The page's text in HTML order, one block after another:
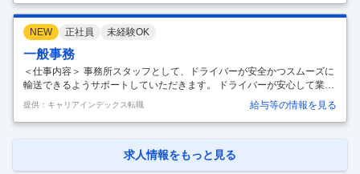
また、女性の就労環境も整備しております。全ての従業員が安心して働
ける職場を心掛けております。 国内最多のタンクローリーを保有するリ
ーディングカンパニーです。 女性就労環境も完備し、全ての従業員が安
全に働ける職場です。 石油・高圧ガス・化学品・食品飲料等の輸送業務
NEW 正社員 未経験OK
一般事務
＜仕事内容＞ 事務所スタッフとして、ドライバーが安全かつスムーズに
輸送できるようサポートしていただきます。 ドライバーが安心して業務
に集中できるよう、シフト調整や車両の稼働管理などを行い、日々の運
行を支える重要なポジションです。 ＜主な業務内容＞ 午前中は荷主との
オーダー調整や前日の輸送実績の確認、 午後は翌日の配送準備（輸送指
のオーダー変更、本社や支店からの依頼対応など、 電話対応は多いです
提供：キャリアインデックス転職 給与等の情報を見る
求人情報をもっと見る